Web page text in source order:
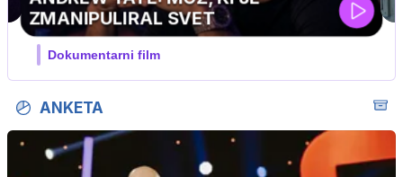
ANKETA